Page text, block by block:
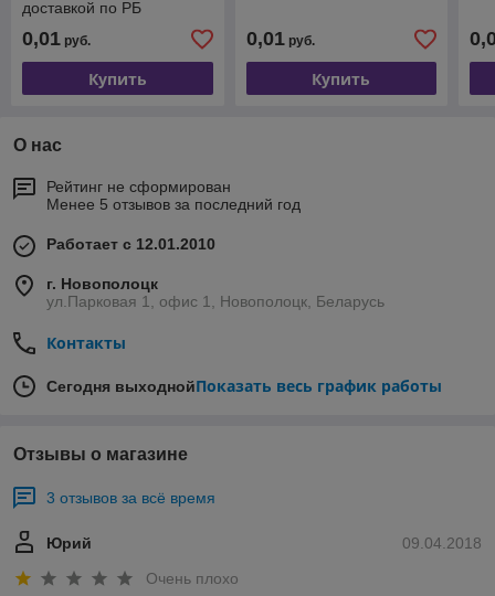
доставкой по РБ
0,01 руб.
Купить
0,01руб.
Купить
О нас
Рейтинг не сформирован
Менее 5 отзывов за последний год
Работает с 12.01.2010
г. Новополоцк
ул.Парковая 1, офис 1, Новополоцк, Беларусь
Контакты
Сегодня выходнойПоказать весь график работы
Отзывы о магазине
3 отзывов за всё время
09.04.2018
Юрий
Очень плохо